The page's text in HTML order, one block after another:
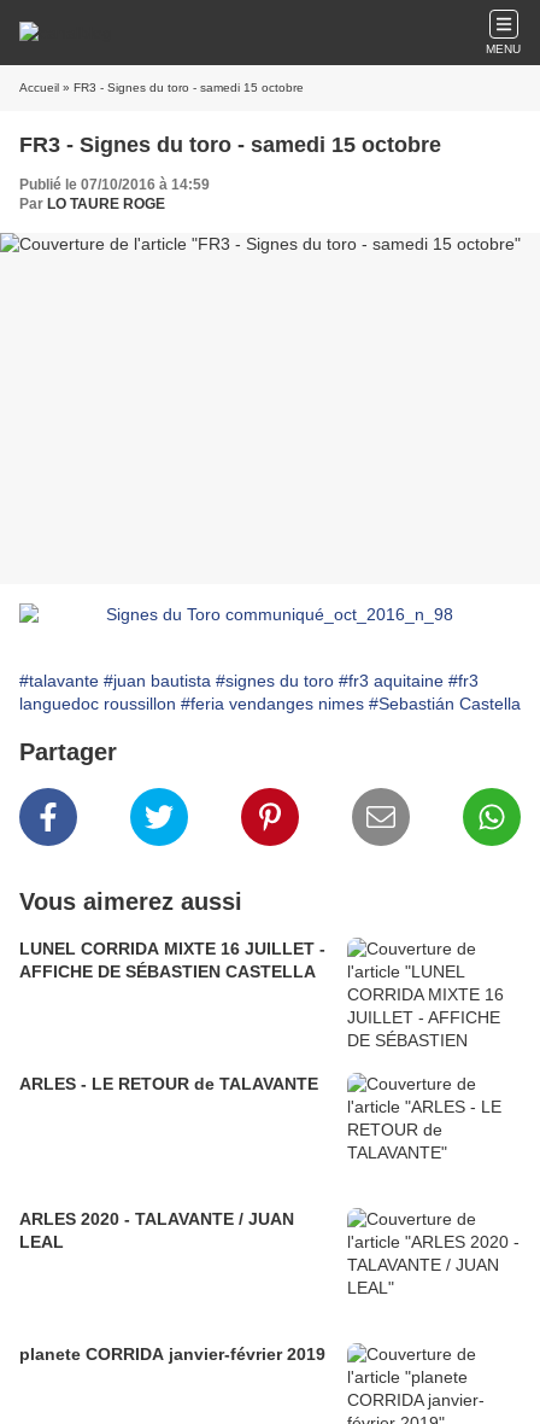
MENU
Accueil » FR3 - Signes du toro - samedi 15 octobre
FR3 - Signes du toro - samedi 15 octobre
Publié le 07/10/2016 à 14:59
Par LO TAURE ROGE
#talavante #juan bautista #signes du toro #fr3 aquitaine #fr3
languedoc roussillon #feria vendanges nimes #Sebastián Castella
Partager
Vous aimerez aussi
LUNEL CORRIDA MIXTE 16 JUILLET -
AFFICHE DE SÉBASTIEN CASTELLA
ARLES - LE RETOUR de TALAVANTE
ARLES 2020 - TALAVANTE / JUAN
LEAL
planete CORRIDA janvier-février 2019